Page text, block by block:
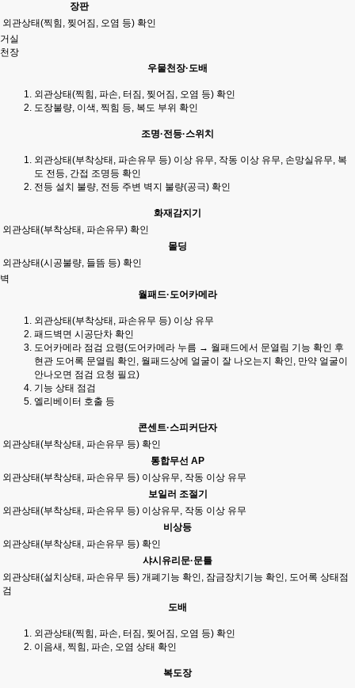
장판
외관상태(찍힘, 찢어짐, 오염 등) 확인
거실
천장
우물천장·도배
외관상태(찍힘, 파손, 터짐, 찢어짐, 오염 등) 확인
도장불량, 이색, 찍힘 등, 복도 부위 확인
조명·전등·스위치
외관상태(부착상태, 파손유무 등) 이상 유무, 작동 이상 유무, 손망실유무, 복
도 전등, 간접 조명등 확인
전등 설치 불량, 전등 주변 벽지 불량(공극) 확인
화재감지기
외관상태(부착상태, 파손유무) 확인
몰딩
외관상태(시공불량, 들뜸 등) 확인
벽
월패드·도어카메라
외관상태(부착상태, 파손유무 등) 이상 유무
패드벽면 시공단차 확인
도어카메라 점검 요령(도어카메라 누름 → 월패드에서 문열림 기능 확인 후
현관 도어록 문열림 확인, 월패드상에 얼굴이 잘 나오는지 확인, 만약 얼굴이
안나오면 점검 요청 필요)
기능 상태 점검
엘리베이터 호출 등
콘센트·스피커단자
외관상태(부착상태, 파손유무 등) 확인
통합무선 AP
외관상태(부착상태, 파손유무 등) 이상유무, 작동 이상 유무
보일러 조절기
외관상태(부착상태, 파손유무 등) 이상유무, 작동 이상 유무
비상등
외관상태(부착상태, 파손유무 등) 확인
샤시유리문·문틀
외관상태(설치상태, 파손유무 등) 개폐기능 확인, 잠금장치기능 확인, 도어록 상태점
검
도배
외관상태(찍힘, 파손, 터짐, 찢어짐, 오염 등) 확인
이음새, 찍힘, 파손, 오염 상태 확인
복도장